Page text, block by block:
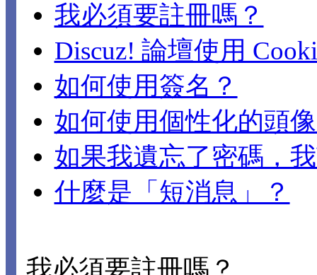
我必須要註冊嗎？
Discuz! 論壇使用
如何使用簽名？
如何使用個性化的頭
如果我遺忘了密碼，
什麼是「短消息」？
我必須要註冊嗎？